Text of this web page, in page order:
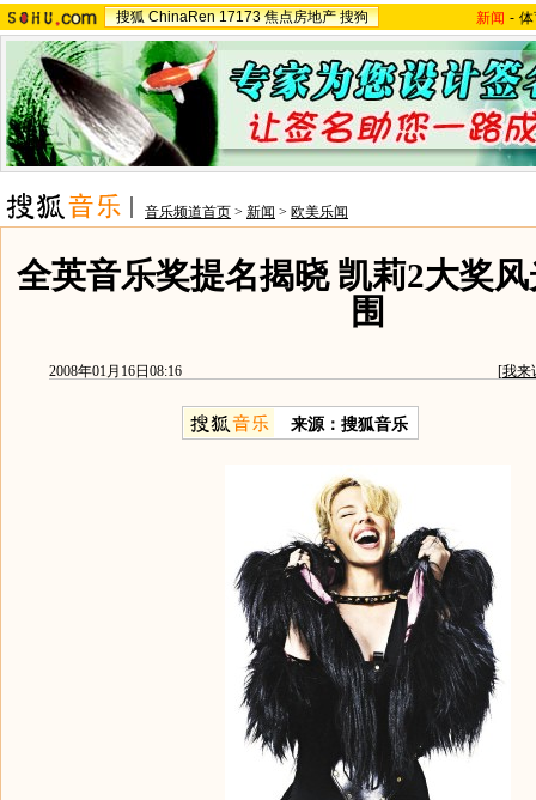
搜狐 ChinaRen 17173 焦点房地产 搜狗 新闻 -
音乐频道首页 > 新闻 > 欧美乐闻
全英音乐奖提名揭晓 凯莉2大奖
围
2008年01月16日08:16 [我来
来源：搜狐音乐